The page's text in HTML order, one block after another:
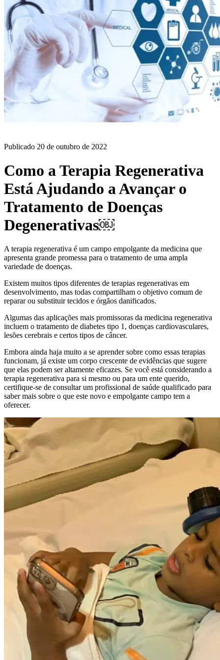
Publicado 20 de outubro de 2022
Como a Terapia Regenerativa
Está Ajudando a Avançar o
Tratamento de Doenças
Degenerativas￼
A terapia regenerativa é um campo empolgante da medicina que
apresenta grande promessa para o tratamento de uma ampla
variedade de doenças.
Existem muitos tipos diferentes de terapias regenerativas em
desenvolvimento, mas todas compartilham o objetivo comum de
reparar ou substituir tecidos e órgãos danificados.
Algumas das aplicações mais promissoras da medicina regenerativa
incluem o tratamento de diabetes tipo 1, doenças cardiovasculares,
lesões cerebrais e certos tipos de câncer.
Embora ainda haja muito a se aprender sobre como essas terapias
funcionam, já existe um corpo crescente de evidências que sugere
que elas podem ser altamente eficazes. Se você está considerando a
terapia regenerativa para si mesmo ou para um ente querido,
certifique-se de consultar um profissional de saúde qualificado para
saber mais sobre o que este novo e empolgante campo tem a
oferecer.